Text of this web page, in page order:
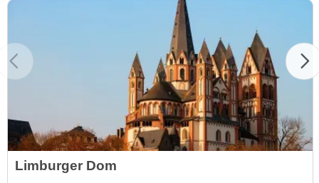
Limburger Dom